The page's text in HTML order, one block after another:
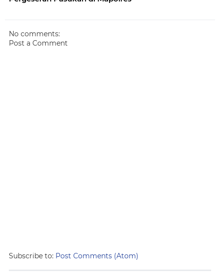
No comments:
Post a Comment
Subscribe to: Post Comments (Atom)